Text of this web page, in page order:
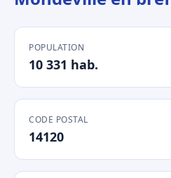
POPULATION
10 331 hab.
CODE POSTAL
14120